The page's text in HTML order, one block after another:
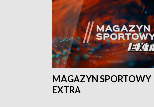
MAGAZYN SPORTOWY
EXTRA